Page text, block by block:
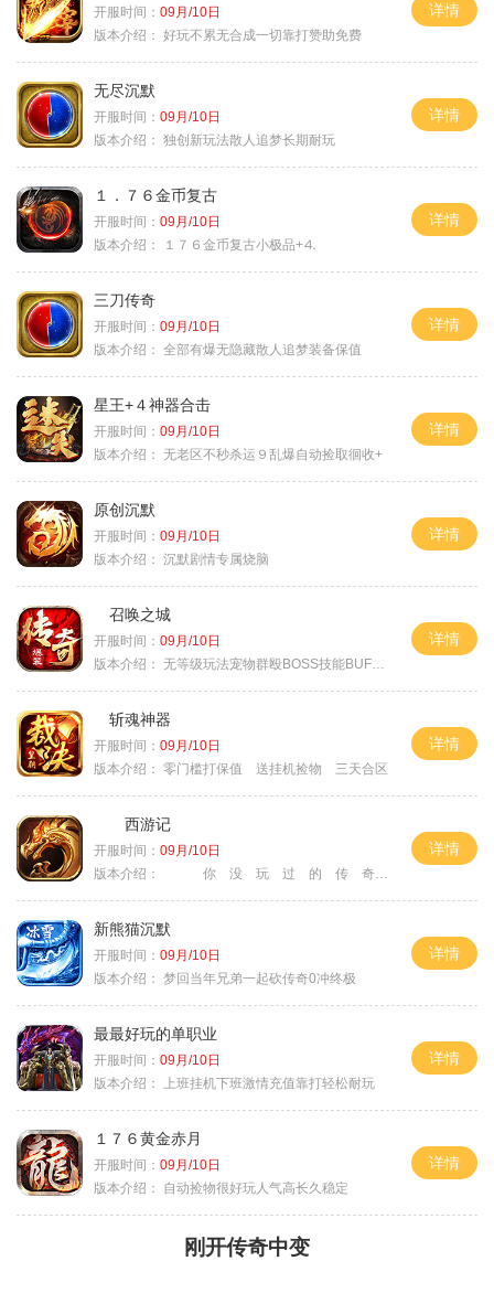
开服时间： 09月/10日
版本介绍： 好玩不累无合成一切靠打赞助免费
详情
无尽沉默
开服时间： 09月/10日
版本介绍： 独创新玩法散人追梦长期耐玩
详情
１．７６金币复古
开服时间： 09月/10日
版本介绍：
１７６金币复古小极品+⒋
详情
三刀传奇
开服时间： 09月/10日
版本介绍： 全部有爆无隐藏散人追梦装备保值
详情
星王+４神器合击
开服时间： 09月/10日
版本介绍： 无老区不秒杀运９乱爆自动捡取徊收+
详情
原创沉默
开服时间： 09月/10日
版本介绍： 沉默剧情专属烧脑
详情
召唤之城
开服时间： 09月/10日
版本介绍： 无等级玩法宠物群殴BOSS技能BUFF铭文B
详情
斩魂神器
开服时间： 09月/10日
版本介绍： 零门槛打保值 送挂机捡物 三天合区
详情
西游记
开服时间： 09月/10日
版本介绍：
你 没 玩 过 的 传 奇
详情
新熊猫沉默
开服时间： 09月/10日
版本介绍： 梦回当年兄弟一起砍传奇0冲终极
详情
最最好玩的单职业
开服时间： 09月/10日
版本介绍：
上班挂机下班激情充值靠打轻松耐玩
详情
１７６黄金赤月
开服时间： 09月/10日
版本介绍：
自动捡物很好玩人气高长久稳定
详情
刚开传奇中变